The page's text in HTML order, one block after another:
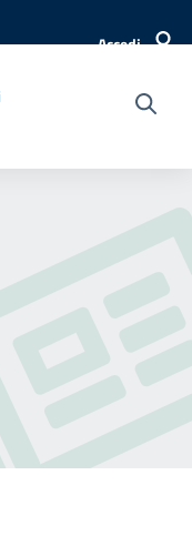
Accedi